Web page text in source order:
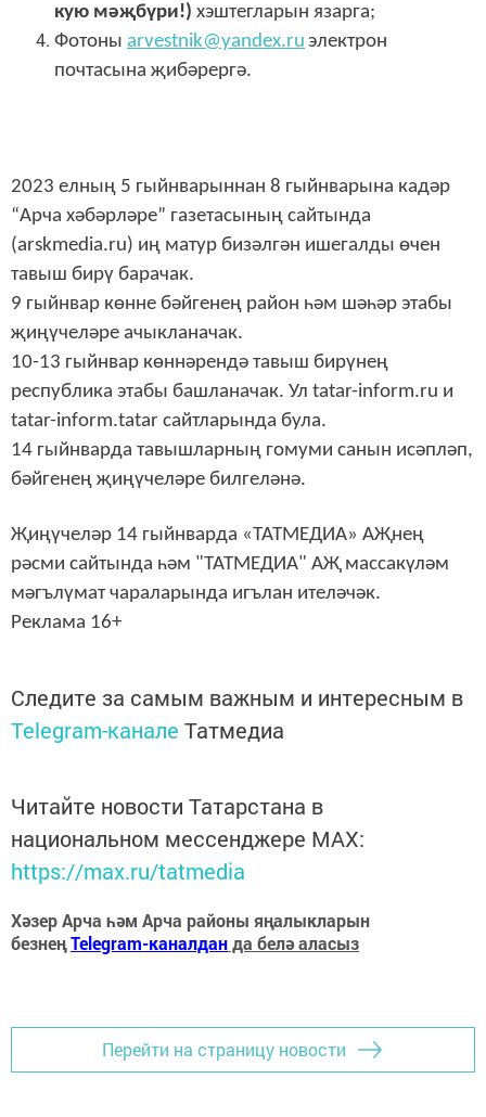
кую мәҗбүри!) хэштегларын язарга;
Фотоны arvestnik@yandex.ru электрон
почтасына җибәрергә.
2023 елның 5 гыйнварыннан 8 гыйнварына кадәр
“Арча хәбәрләре” газетасының сайтында
(arskmedia.ru) иң матур бизәлгән ишегалды өчен
тавыш бирү барачак.
9 гыйнвар көнне бәйгенең район һәм шәһәр этабы
җиңүчеләре ачыкланачак.
10-13 гыйнвар көннәрендә тавыш бирүнең
республика этабы башланачак. Ул tatar-inform.ru и
tatar-inform.tatar сайтларында була.
14 гыйнварда тавышларның гомуми санын исәпләп,
бәйгенең җиңүчеләре билгеләнә.
Җиңүчеләр 14 гыйнварда «ТАТМЕДИА» АҖнең
рәсми сайтында һәм "ТАТМЕДИА" АҖ массакүләм
мәгълүмат чараларында игълан ителәчәк.
Реклама 16+
Следите за самым важным и интересным в
Telegram-канале Татмедиа
Читайте новости Татарстана в
национальном мессенджере MАХ:
https://max.ru/tatmedia
Хәзер Арча һәм Арча районы яңалыкларын
безнеңTelegram-каналданда белә аласыз
Перейти на страницу новости